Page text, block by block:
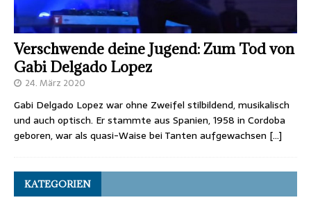
Verschwende deine Jugend: Zum Tod von
Gabi Delgado Lopez
24. März 2020
Gabi Delgado Lopez war ohne Zweifel stilbildend, musikalisch
und auch optisch. Er stammte aus Spanien, 1958 in Cordoba
geboren, war als quasi-Waise bei Tanten aufgewachsen […]
KATEGORIEN